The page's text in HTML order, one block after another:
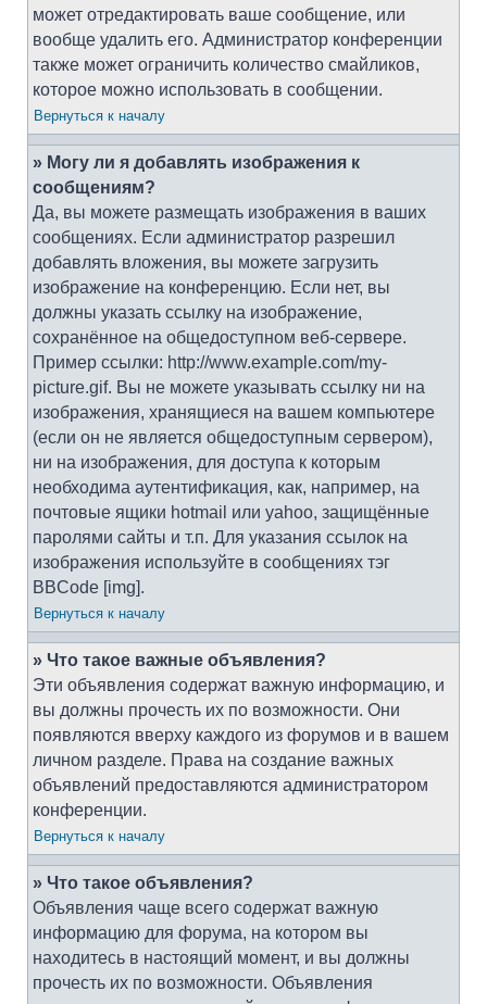
может отредактировать ваше сообщение, или
вообще удалить его. Администратор конференции
также может ограничить количество смайликов,
которое можно использовать в сообщении.
Вернуться к началу
» Могу ли я добавлять изображения к
сообщениям?
Да, вы можете размещать изображения в ваших
сообщениях. Если администратор разрешил
добавлять вложения, вы можете загрузить
изображение на конференцию. Если нет, вы
должны указать ссылку на изображение,
сохранённое на общедоступном веб-сервере.
Пример ссылки: http://www.example.com/my-
picture.gif. Вы не можете указывать ссылку ни на
изображения, хранящиеся на вашем компьютере
(если он не является общедоступным сервером),
ни на изображения, для доступа к которым
необходима аутентификация, как, например, на
почтовые ящики hotmail или yahoo, защищённые
паролями сайты и т.п. Для указания ссылок на
изображения используйте в сообщениях тэг
BBCode [img].
Вернуться к началу
» Что такое важные объявления?
Эти объявления содержат важную информацию, и
вы должны прочесть их по возможности. Они
появляются вверху каждого из форумов и в вашем
личном разделе. Права на создание важных
объявлений предоставляются администратором
конференции.
Вернуться к началу
» Что такое объявления?
Объявления чаще всего содержат важную
информацию для форума, на котором вы
находитесь в настоящий момент, и вы должны
прочесть их по возможности. Объявления